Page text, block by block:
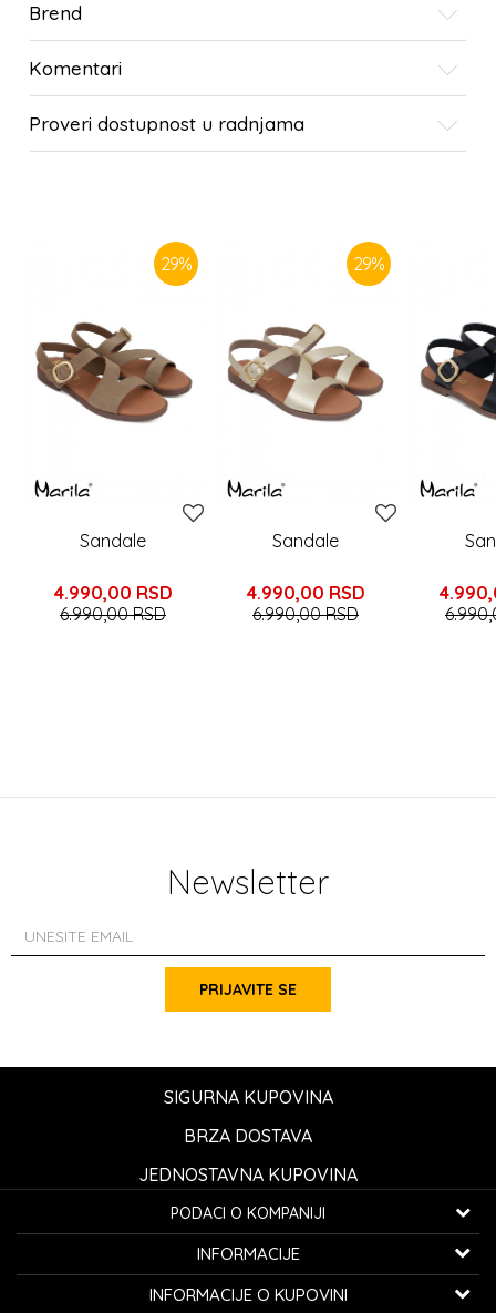
Brend
Komentari
Proveri dostupnost u radnjama
29%
Sandale
4.990,00 RSD
6.990,00RSD
29%
Sandale
4.990,00 RSD
6.990,00RSD
Newsletter
PRIJAVITE SE
SIGURNA KUPOVINA
BRZA DOSTAVA
JEDNOSTAVNA KUPOVINA
PODACI O KOMPANIJI
K...G... Fashion d.o.o.
Bulevar oslobođenja 41 32000 Čačak, Srbija
INFORMACIJE
O nama
INFORMACIJE O KUPOVINI